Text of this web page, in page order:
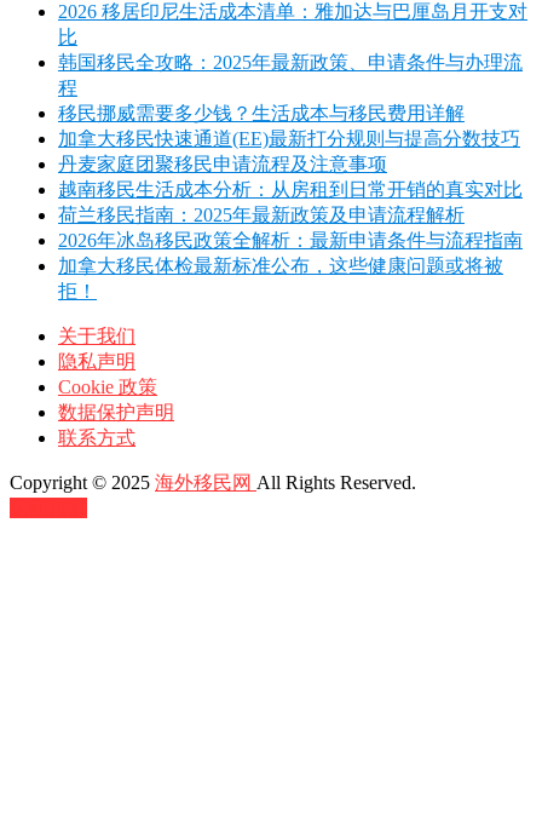
2026 移居印尼生活成本清单：雅加达与巴厘岛月开支对
比
韩国移民全攻略：2025年最新政策、申请条件与办理流
程
移民挪威需要多少钱？生活成本与移民费用详解
加拿大移民快速通道(EE)最新打分规则与提高分数技巧
丹麦家庭团聚移民申请流程及注意事项
越南移民生活成本分析：从房租到日常开销的真实对比
荷兰移民指南：2025年最新政策及申请流程解析
2026年冰岛移民政策全解析：最新申请条件与流程指南
加拿大移民体检最新标准公布，这些健康问题或将被
拒！
关于我们
隐私声明
Cookie 政策
数据保护声明
联系方式
Copyright © 2025 海外移民网 All Rights Reserved.